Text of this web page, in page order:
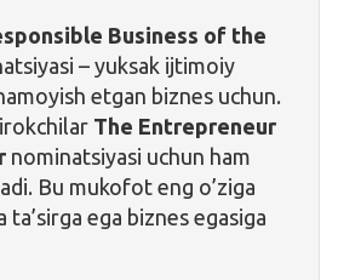
Business of the
– yuksak ijtimoiy
etgan biznes uchun.
The Entrepreneur
nominatsiyasi uchun ham
Bu mukofot eng o’ziga
ta’sirga ega biznes egasiga